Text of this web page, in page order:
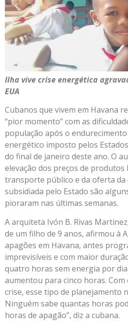
Ilha vive crise energética
EUA
Cubanos que vivem em Havana
“pior momento” com as
população após o
energético imposto pelos
do final de janeiro deste ano. O
elevação dos preços de produtos
transporte público e da oferta da
subsidiada pelo Estado são
pioraram nas últimas semanas.
A arquiteta Ivón B. Rivas
de um filho de 9 anos, afirmou à
apagões em Havana, antes
imprevisíveis e com maior
quatro horas sem energia por
aumentou para cinco horas.
crise, esse tipo de planejamento
Ninguém sabe quantas horas
horas de apagão”, diz a cubana.